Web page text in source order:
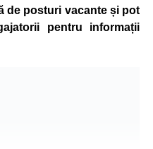
că vor continua
operatorii din domeniul
perioadei dificile
de posturi vacante și pot
pentru informații